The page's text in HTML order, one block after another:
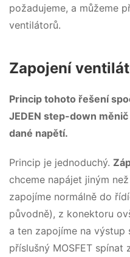
požadujeme, a můžeme
ventilátorů.
Zapojení
Princip tohoto řešení
JEDEN step-down
dané napětí.
Princip je jednoduchý.
chceme napájet jiným
zapojíme normálně do
původně), z konektoru
a ten zapojíme na
příslušný MOSFET